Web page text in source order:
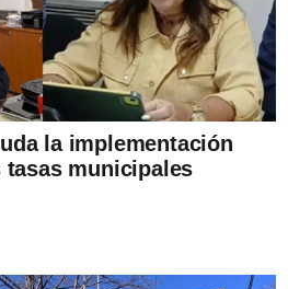
la implementación
tasas municipales